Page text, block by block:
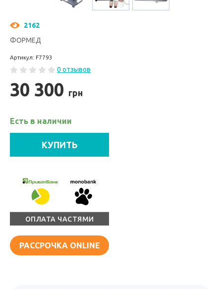
2162
ФОРМЕД
Артикул: F7793
0 отзывов
30 300 грн
Есть в наличии
КУПИТЬ
ОПЛАТА ЧАСТЯМИ
РАССРОЧКА ONLINE